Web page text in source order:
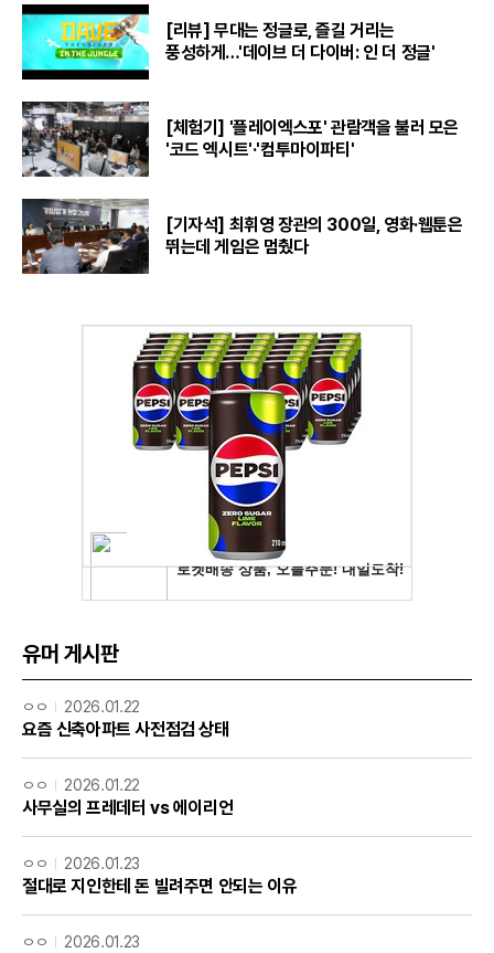
[리뷰] 무대는 정글로, 즐길 거리는
풍성하게…'데이브 더 다이버: 인 더 정글'
[체험기] '플레이엑스포' 관람객을 불러 모은
'코드 엑시트'·'컴투마이파티'
[기자석] 최휘영 장관의 300일, 영화·웹툰은
뛰는데 게임은 멈췄다
유머 게시판
ㅇㅇ 2026.01.22
요즘 신축아파트 사전점검 상태
ㅇㅇ 2026.01.22
사무실의 프레데터 vs 에이리언
ㅇㅇ 2026.01.23
절대로 지인한테 돈 빌려주면 안되는 이유
ㅇㅇ 2026.01.23